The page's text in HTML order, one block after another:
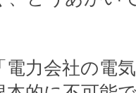
力会社の電